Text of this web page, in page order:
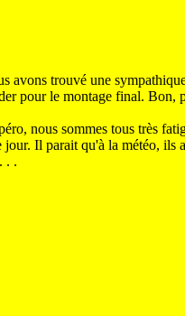
avons trouvé une
pour le montage final. Bon,
nous sommes tous très
jour. Il parait qu'à la météo, ils
. .